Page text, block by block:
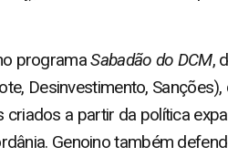
programaSabadão do DCM,
Desinvestimento,
a partir da política
Genoino também